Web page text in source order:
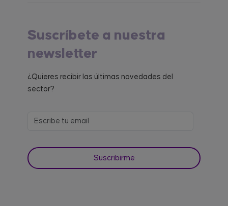
Suscríbete a nuestra
newsletter
¿Quieres recibir las últimas novedades del
sector?